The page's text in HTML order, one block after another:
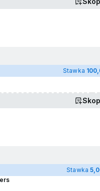
Stawka
Stawka